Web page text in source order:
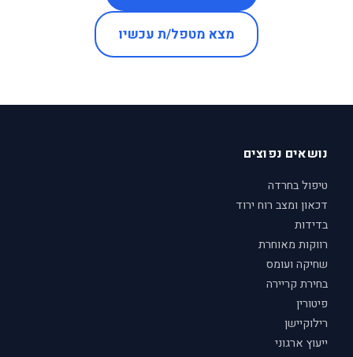
מצא מטפל/ת עכשיו
נושאים נפוצים
טיפול בחרדה
דכאון ומצב רוח ירוד
בדידות
רווקות מאוחרת
שחיקה ועומס
בחירת קריירה
פיטורין
רילוקיישן
ייעוץ ארגוני